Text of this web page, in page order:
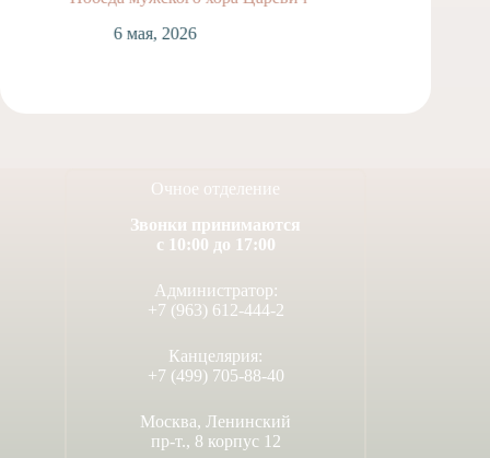
6 мая, 2026
Очное отделение
Звонки принимаются
с 10:00 до 17:00
Администратор:
+7 (963) 612-444-2
Канцелярия:
+7 (499) 705-88-40
Москва, Ленинский
пр-т., 8 корпус 12